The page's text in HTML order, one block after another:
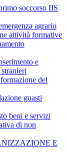
soccorso IIS
agrario
attività formative
e
del
guasti
beni e servizi
di non
E